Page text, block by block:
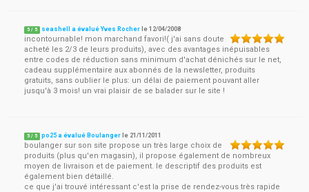
5 / 5 seashell a évalué Yves Rocher le12/04/2008
incontournable! mon marchand favori!( j'ai sans doute
acheté les 2/3 de leurs produits), avec des avantages inépuisables
entre codes de réduction sans minimum d'achat dénichés sur le net,
cadeau supplémentaire aux abonnés de la newsletter, produits
gratuits, sans oublier le plus: un délai de paiement pouvant aller
jusqu'à 3 mois! un vrai plaisir de se balader sur le site !
5 / 5 po25 a évalué Boulanger le 21/11/2011
boulanger sur son site propose un très large choix de
produits (plus qu'en magasin), il propose également de nombreux
moyen de livraison et de paiement. le descriptif des produits est
également bien détaillé.
ce que j'ai trouvé intéressant c'est la prise de rendez-vous très rapide